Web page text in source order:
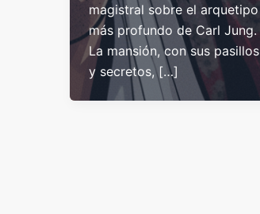
magistral sobre el arquetipo
más profundo de Carl Jung.
La mansión, con sus pasillos
y secretos, […]